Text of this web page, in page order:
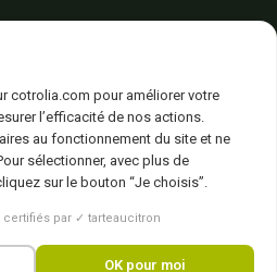
CGV – CGU Mentions légales
cotrolia.com pour améliorer votre
l’efficacité de nos actions.
au fonctionnement du site et ne
sélectionner, avec plus de
sur le bouton “Je choisis”.
certifiés par ✓ tarteaucitron
OK pour moi